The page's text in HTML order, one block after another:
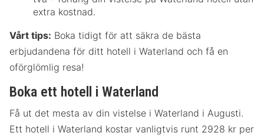
extra kostnad.
Vårt tips: Boka tidigt för att säkra de bästa
erbjudandena för ditt hotell i Waterland och få en
oförglömlig resa!
Boka ett hotell i Waterland
Få ut det mesta av din vistelse i Waterland i Augusti.
Ett hotell i Waterland kostar vanligtvis runt 2928 kr per